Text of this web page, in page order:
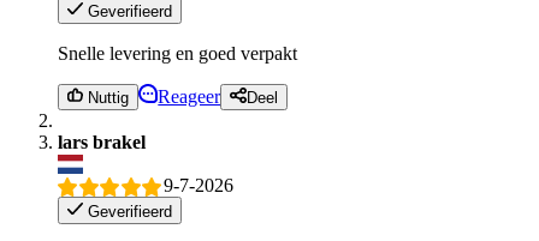
Geverifieerd
Snelle levering en goed verpakt
Nuttig Reageer Deel
lars brakel
9-7-2026
Geverifieerd